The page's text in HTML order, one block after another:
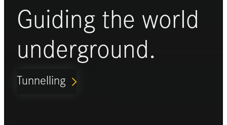
Guiding the world
underground.
Tunnelling ARROW_FORWARD_IOS